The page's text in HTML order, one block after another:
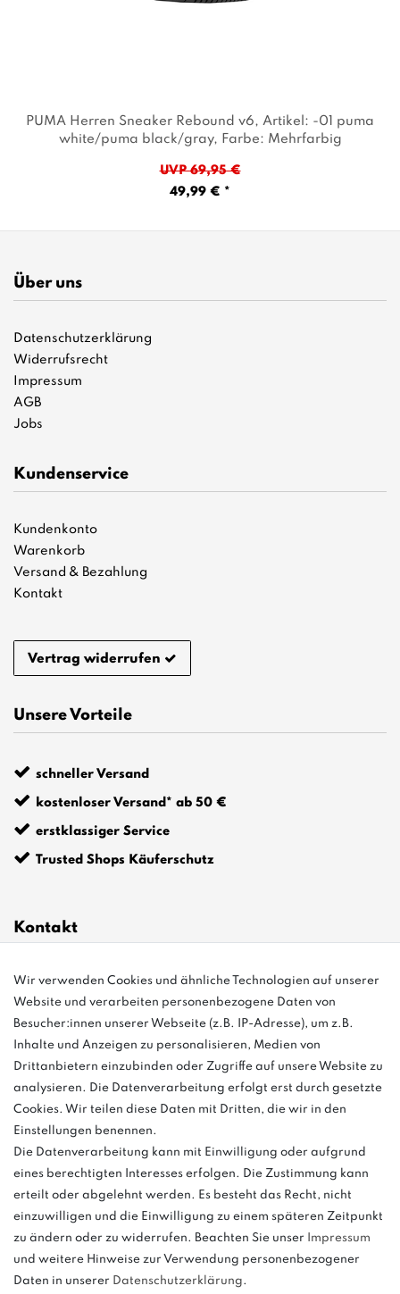
PUMA Herren Sneaker Rebound v6 , Artikel: -01 puma
white/puma black/gray, Farbe: Mehrfarbig
UVP 69,95 €
49,99 € *
Über uns
Datenschutzerklärung
Widerrufsrecht
Impressum
AGB
Jobs
Kundenservice
Kundenkonto
Warenkorb
Versand & Bezahlung
Kontakt
Vertrag widerrufen
Unsere Vorteile
schneller Versand
kostenloser Versand* ab 50 €
erstklassiger Service
Trusted Shops Käuferschutz
Kontakt
info@bonvenon.de
03763 4048350
Montag - Freitag, 08:00 - 16:00
Anrufe aus dem dt. Festnetz zum Ortstarif, Preise aus dem Mobilfunknetz
ggf. abweichend (abhängig vom Provider).
und
weitere.
Wir verwenden Cookies und ähnliche Technologien auf unserer
Website und verarbeiten personenbezogene Daten von
Besucher:innen unserer Webseite (z.B. IP-Adresse), um z.B.
Inhalte und Anzeigen zu personalisieren, Medien von
Drittanbietern einzubinden oder Zugriffe auf unsere Website zu
analysieren. Die Datenverarbeitung erfolgt erst durch gesetzte
Cookies. Wir teilen diese Daten mit Dritten, die wir in den
Einstellungen benennen.
Die Datenverarbeitung kann mit Einwilligung oder aufgrund
eines berechtigten Interesses erfolgen. Die Zustimmung kann
erteilt oder abgelehnt werden. Es besteht das Recht, nicht
einzuwilligen und die Einwilligung zu einem späteren Zeitpunkt
zu ändern oder zu widerrufen. Beachten Sie unser
Impressum
und weitere Hinweise zur Verwendung personenbezogener
Daten in unserer Daten­schutz­erklärung.